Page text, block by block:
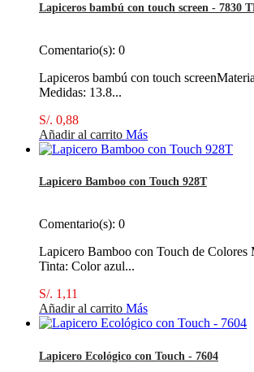
Lapiceros bambú con touch screen - 7830
Comentario(s): 0
Lapiceros bambú con touch
Medidas: 13.8...
S/. 0,88
Añadir al carrito Más
Lapicero Bamboo con Touch 928T
Comentario(s): 0
Lapicero Bamboo con Touch de Colores
Tinta: Color azul...
S/. 1,11
Añadir al carrito Más
Lapicero Ecológico con Touch - 7604